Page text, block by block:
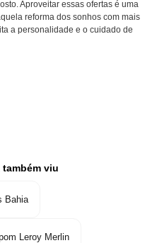
Aproveitar essas ofertas é uma
reforma dos sonhos com mais
a personalidade e o cuidado de
viu
Bahia
Leroy Merlin